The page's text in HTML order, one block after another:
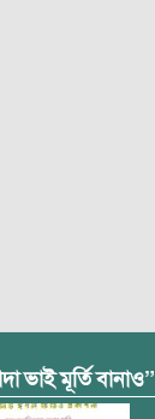
ভাই মূর্তি বানাও”